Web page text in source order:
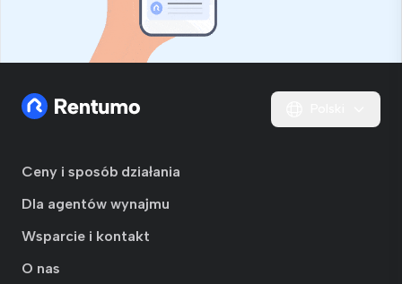
Ceny i sposób działania
Dla agentów wynajmu
Wsparcie i kontakt
O nas